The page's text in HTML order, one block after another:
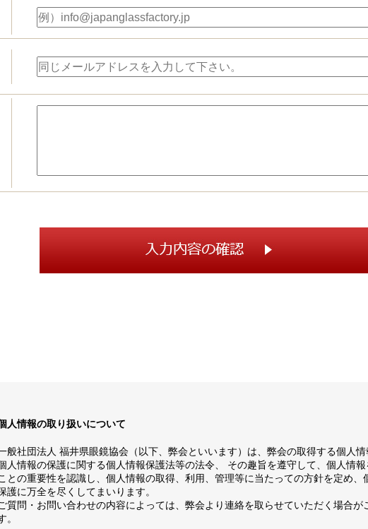
人情報の取り扱いについて
般社団法人 福井県眼鏡協会（以下、弊会といいます）は、弊会の取得する個人情
人情報の保護に関する個人情報保護法等の法令、 その趣旨を遵守して、個人情
との重要性を認識し、個人情報の取得、利用、管理等に当たっての方針を定め、
護に万全を尽くしてまいります。
質問・お問い合わせの内容によっては、弊会より連絡を取らせていただく場合が
。